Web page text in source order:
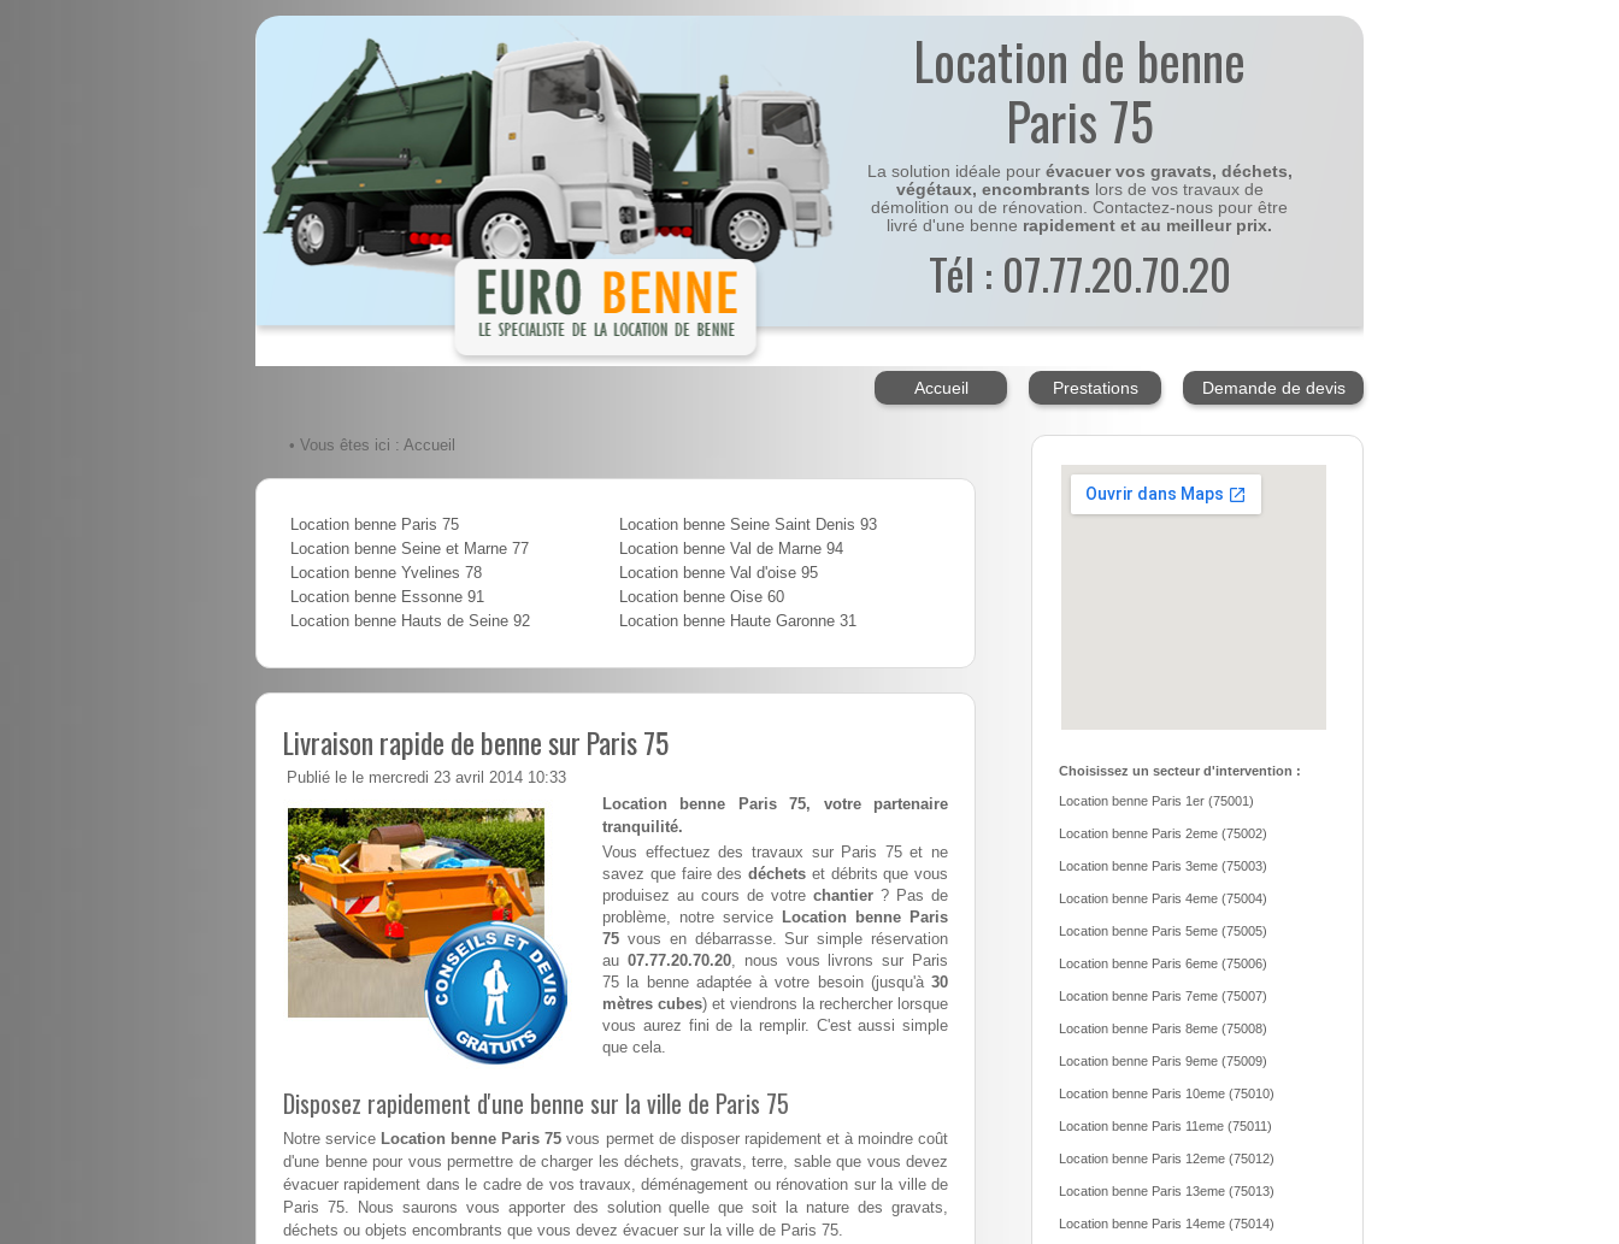
Location de benne
Paris 75
La solution idéale pour évacuer vos gravats, déchets,
végétaux, encombrants lors de vos travaux de
démolition ou de rénovation. Contactez-nous pour être
livré d'une benne rapidement et au meilleur prix.
Tél : 07.77.20.70.20
Accueil Prestations Demande de devis
• Vous êtes ici : Accueil
Location benne Paris 75
Location benne Seine et Marne 77
Location benne Yvelines 78
Location benne Essonne 91
Location benne Hauts de Seine 92
Location benne Seine Saint Denis 93
Location benne Val de Marne 94
Location benne Val d'oise 95
Location benne Oise 60
Location benne Haute Garonne 31
Livraison rapide de benne sur Paris 75
Publié le le mercredi 23 avril 2014 10:33
Location benne Paris 75, votre partenaire
tranquilité.
Vous effectuez des travaux sur Paris 75 et ne
savez que faire des déchets et débrits que vous
produisez au cours de votre chantier ? Pas de
problème, notre service
Location benne Paris
75 vous en débarrasse. Sur simple réservation
au 07.77.20.70.20, nous vous livrons sur Paris
75 la benne adaptée à votre besoin (jusqu'à 30
mètres cubes) et viendrons la rechercher lorsque
vous aurez fini de la remplir. C'est aussi simple
que cela.
Disposez rapidement d'une benne sur la ville de Paris 75
Notre service Location benne Paris 75 vous permet de disposer rapidement et à moindre coût
d'une benne pour vous permettre de charger les déchets, gravats, terre, sable que vous devez
évacuer rapidement dans le cadre de vos travaux, déménagement ou rénovation sur la ville de
Paris 75. Nous saurons vous apporter des solution quelle que soit la nature des gravats,
déchets ou objets encombrants que vous devez évacuer sur la ville de Paris 75.
Choisissez un secteur d'intervention :
Location benne Paris 1er (75001)
Location benne Paris 2eme (75002)
Location benne Paris 3eme (75003)
Location benne Paris 4eme (75004)
Location benne Paris 5eme (75005)
Location benne Paris 6eme (75006)
Location benne Paris 7eme (75007)
Location benne Paris 8eme (75008)
Location benne Paris 9eme (75009)
Location benne Paris 10eme (75010)
Location benne Paris 11eme (75011)
Location benne Paris 12eme (75012)
Location benne Paris 13eme (75013)
Location benne Paris 14eme (75014)